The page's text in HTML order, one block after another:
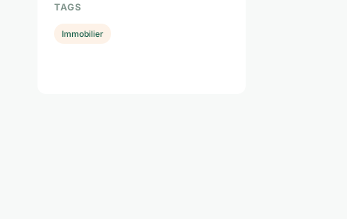
TAGS
Immobilier